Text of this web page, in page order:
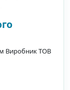
Виробник ТОВ